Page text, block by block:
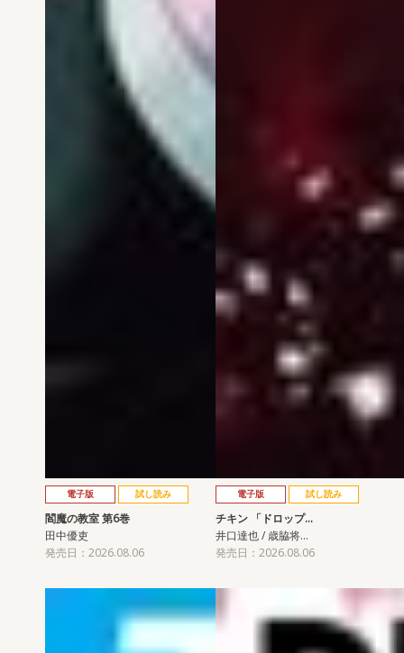
電子版 試し読み
閻魔の教室 第6巻
田中優吏
発売日：2026.08.06
電子版 試し読み
チキン 「ドロップ…
井口達也 / 歳脇将…
発売日：2026.08.06